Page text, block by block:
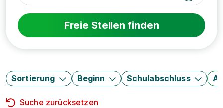
Freie Stellen finden
Sortierung Beginn Schulabschluss
Suche zurücksetzen